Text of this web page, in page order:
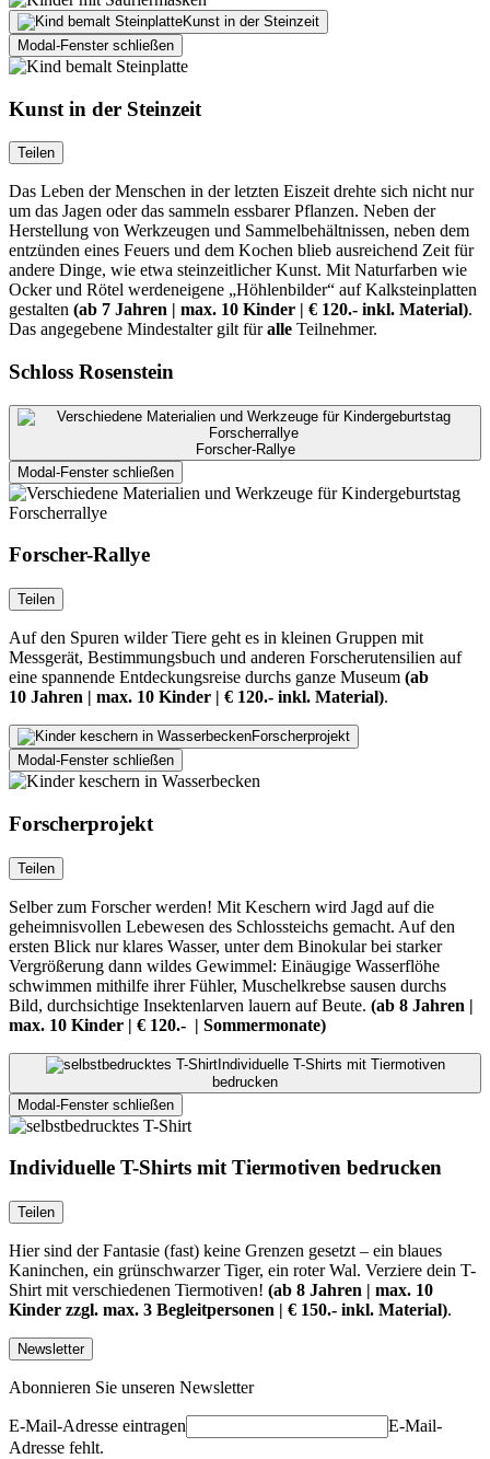
Kunst in der Steinzeit
Modal-Fenster schließen
Kunst in der Steinzeit
Teilen
Das Leben der Menschen in der letzten Eiszeit drehte sich nicht nur
um das Jagen oder das sammeln essbarer Pflanzen. Neben der
Herstellung von Werkzeugen und Sammelbehältnissen, neben dem
entzünden eines Feuers und dem Kochen blieb ausreichend Zeit für
andere Dinge, wie etwa steinzeitlicher Kunst. Mit Naturfarben wie
Ocker und Rötel werdeneigene „Höhlenbilder“ auf Kalksteinplatten
gestalten (ab 7 Jahren | max. 10 Kinder | € 120.- inkl. Material).
Das angegebene Mindestalter gilt füralle Teilnehmer.
Schloss Rosenstein
Forscher-Rallye
Modal-Fenster schließen
Forscher-Rallye
Teilen
Auf den Spuren wilder Tiere geht es in kleinen Gruppen mit
Messgerät, Bestimmungsbuch und anderen Forscherutensilien auf
eine spannende Entdeckungsreise durchs ganze Museum (ab
10 Jahren | max. 10 Kinder | € 120.- inkl. Material).
Forscherprojekt
Modal-Fenster schließen
Forscherprojekt
Teilen
Selber zum Forscher werden! Mit Keschern wird Jagd auf die
geheimnisvollen Lebewesen des Schlossteichs gemacht. Auf den
ersten Blick nur klares Wasser, unter dem Binokular bei starker
Vergrößerung dann wildes Gewimmel: Einäugige Wasserflöhe
schwimmen mithilfe ihrer Fühler, Muschelkrebse sausen durchs
Bild, durchsichtige Insektenlarven lauern auf Beute. (ab 8 Jahren |
max. 10 Kinder | € 120.- | Sommermonate)
Individuelle T-Shirts mit Tiermotiven
bedrucken
Modal-Fenster schließen
Individuelle T-Shirts mit Tiermotiven bedrucken
Teilen
Hier sind der Fantasie (fast) keine Grenzen gesetzt – ein blaues
Kaninchen, ein grünschwarzer Tiger, ein roter Wal. Verziere dein T-
Shirt mit verschiedenen Tiermotiven! (ab 8 Jahren | max. 10
Kinder zzgl. max. 3 Begleitpersonen | € 150.- inkl. Material).
Newsletter
Abonnieren Sie unseren Newsletter
E-Mail-Adresse eintragen
E-Mail-
Adresse fehlt.